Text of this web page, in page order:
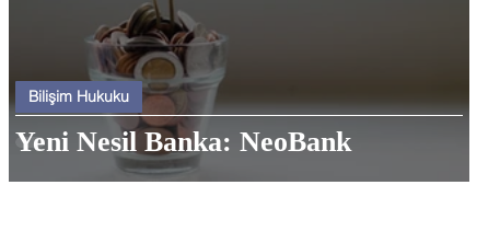
Yeni Nesil Banka: NeoBank
Bilişim Hukuku